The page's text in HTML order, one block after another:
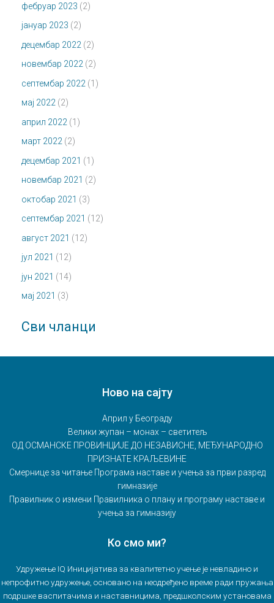
фебруар 2023 (2)
јануар 2023 (2)
децембар 2022 (2)
новембар 2022 (2)
септембар 2022 (1)
мај 2022 (2)
април 2022 (1)
март 2022 (2)
децембар 2021 (1)
новембар 2021 (2)
октобар 2021 (3)
септембар 2021 (12)
август 2021 (12)
јул 2021 (12)
јун 2021 (14)
мај 2021 (3)
Сви чланци
Ново на сајту
Април у Београду
Велики жупан – монах – светитељ
ОД ОСМАНСКЕ ПРОВИНЦИЈЕ ДО НЕЗАВИСНЕ, МЕЂУНАРОДНО
ПРИЗНАТЕ КРАЉЕВИНЕ
Смернице за читање Програма наставе и учења за први разред
гимназије
Правилник о измени Правилника о плану и програму наставе и
учења за гимназију
Ко смо ми?
Удружење IQ Иницијатива за квалитетно учење је невладино и
непрофитно удружење, основано на неодређено време ради пружања
подршке васпитачима и наставницима, предшколским установама